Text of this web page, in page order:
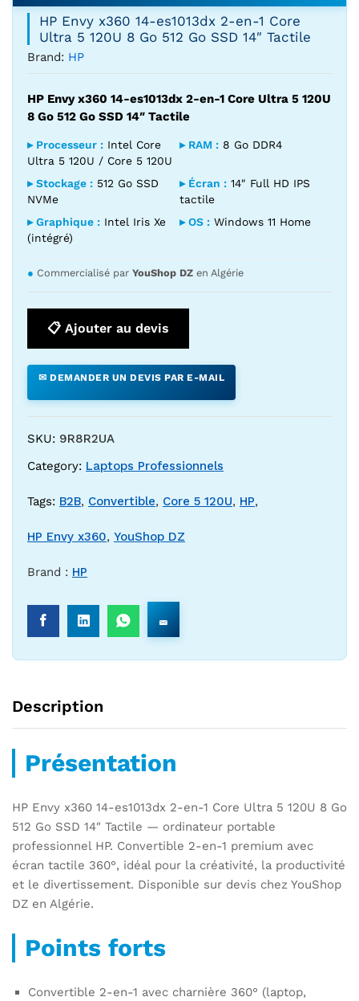
HP Envy x360 14-es1013dx 2-en-1 Core
Ultra 5 120U 8 Go 512 Go SSD 14″ Tactile
Brand: HP
HP Envy x360 14-es1013dx 2-en-1 Core Ultra 5 120U
8 Go 512 Go SSD 14″ Tactile
▸ Processeur : Intel Core
Ultra 5 120U / Core 5 120U
▸ RAM : 8 Go DDR4
▸ Stockage : 512 Go SSD
NVMe
▸ Écran : 14″ Full HD IPS
tactile
▸ Graphique : Intel Iris Xe
(intégré)
▸ OS : Windows 11 Home
● Commercialisé par YouShop DZ en Algérie
📋 Ajouter au devis
✉ DEMANDER UN DEVIS PAR E-MAIL
SKU: 9R8R2UA
Category: Laptops Professionnels
Tags: B2B, Convertible, Core 5 120U, HP,
HP Envy x360, YouShop DZ
Brand : HP
Description
Présentation
HP Envy x360 14-es1013dx 2-en-1 Core Ultra 5 120U 8 Go
512 Go SSD 14″ Tactile — ordinateur portable
professionnel HP. Convertible 2-en-1 premium avec
écran tactile 360°, idéal pour la créativité, la productivité
et le divertissement. Disponible sur devis chez YouShop
DZ en Algérie.
Points forts
Convertible 2-en-1 avec charnière 360° (laptop,